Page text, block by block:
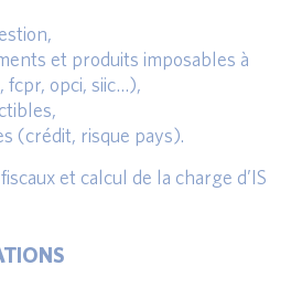
et produits imposables à
fcpr, opci, siic…),
(crédit, risque pays).
et calcul de la charge d’IS